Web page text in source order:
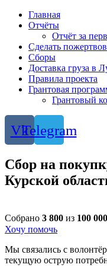
Главная
Отчёты
Отчёт за
Сделать
Сборы
Доставка груза в
Правила проекта
Грантовая
Грантовый
VkTelegram
Сбор на
Курской
Собрано 3 800 из 100 000
Хочу помочь
Мы связались с
текущую острую